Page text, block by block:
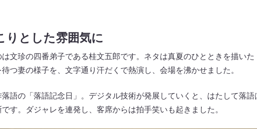
りとした雰囲気に
文珍の四番弟子である桂文五郎です。ネタは真夏のひとときを描い
つ妻の様子を、文字通り汗だくで熱演し、会場を沸かせました。
語の「落語記念日」。デジタル技術が発展していくと、はたして落語
す。ダジャレを連発し、客席からは拍手笑いも起きました。